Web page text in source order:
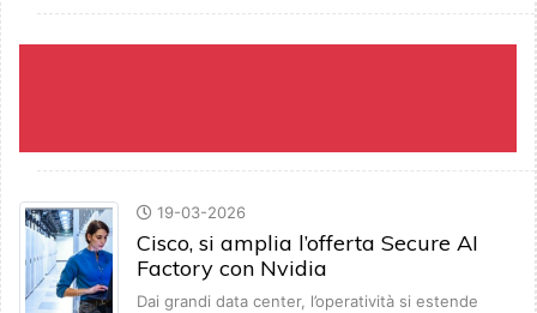
19-03-2026
Cisco, si amplia l’offerta Secure AI
Factory con Nvidia
Dai grandi data center, l’operatività si estende